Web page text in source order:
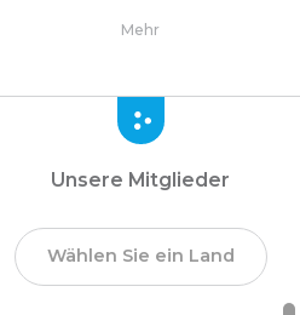
Mehr
Unsere Mitglieder
Wählen Sie ein Land